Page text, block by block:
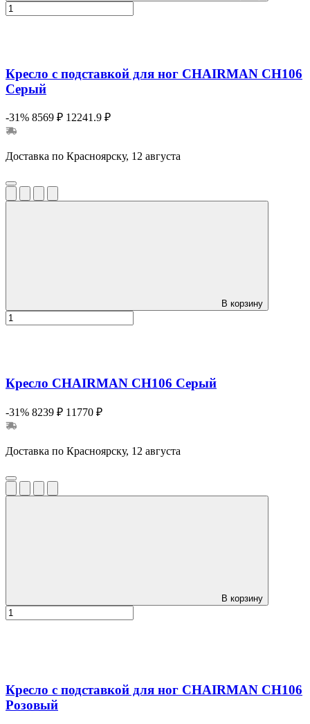
Кресло с подставкой для ног CHAIRMAN CH106
Серый
-31% 8569 ₽ 12241.9 ₽
Доставка по Красноярску, 12 августа
В корзину
Кресло CHAIRMAN CH106 Серый
-31% 8239 ₽ 11770 ₽
Доставка по Красноярску, 12 августа
В корзину
Кресло с подставкой для ног CHAIRMAN CH106
Розовый